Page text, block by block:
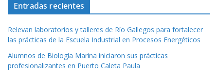
Entradas recientes
Relevan laboratorios y talleres de Río Gallegos para fortalecer
las prácticas de la Escuela Industrial en Procesos Energéticos
Alumnos de Biología Marina iniciaron sus prácticas
profesionalizantes en Puerto Caleta Paula